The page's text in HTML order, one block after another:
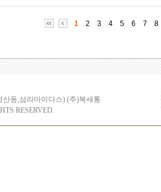
1 2 3 4 5 6 7 8
산동,삼라마이다스) (주)북새통
RESERVED.